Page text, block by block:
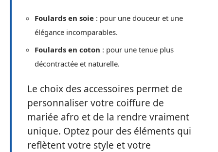
Foulards en soie : pour une douceur et une
élégance incomparables.
Foulards en coton : pour une tenue plus
décontractée et naturelle.
Le choix des accessoires permet de
personnaliser votre coiffure de
mariée afro et de la rendre vraiment
unique. Optez pour des éléments qui
reflètent votre style et votre